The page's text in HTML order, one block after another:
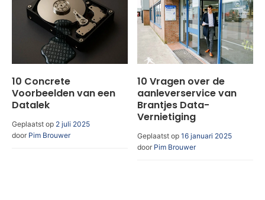
10 Concrete
Voorbeelden van een
Datalek
Geplaatst op 2 juli 2025
door Pim Brouwer
10 Vragen over de
aanleverservice van
Brantjes Data-
Vernietiging
Geplaatst op16 januari 2025
door Pim Brouwer